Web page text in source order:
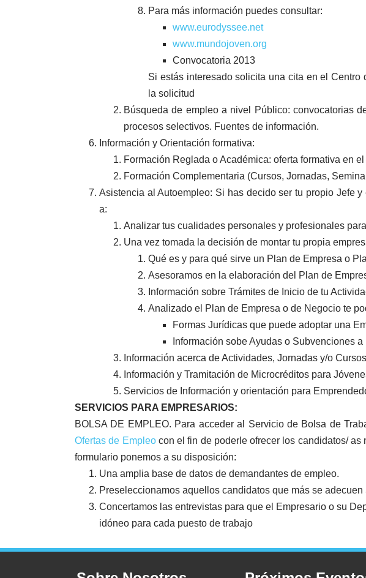
Para más información puedes consultar:
www.eurodyssee.net
www.mundojoven.org
Convocatoria 2013
Si estás interesado solicita una cita en el
la solicitud
Búsqueda de empleo a nivel Público: convocatorias
procesos selectivos. Fuentes de información.
Información y Orientación formativa:
Formación Reglada o Académica: oferta formativa en
Formación Complementaria (Cursos, Jornadas,
Asistencia al Autoempleo: Si has decido ser tu propio Jefe
a:
Analizar tus cualidades personales y profesionales
Una vez tomada la decisión de montar tu propia
Qué es y para qué sirve un Plan de Empresa o
Asesoramos en la elaboración del Plan de
Información sobre Trámites de Inicio de tu
Analizado el Plan de Empresa o de Negocio te
Formas Jurídicas que puede adoptar una
Información sobe Ayudas o Subvenciones
Información acerca de Actividades, Jornadas y/o
Información y Tramitación de Microcréditos para
Servicios de Información y orientación para
SERVICIOS PARA EMPRESARIOS:
BOLSA DE EMPLEO. Para acceder al Servicio de Bolsa de
Ofertas de Empleocon el fin de poderle ofrecer los candidatos/
formulario ponemos a su disposición:
Una amplia base de datos de demandantes de empleo.
Preseleccionamos aquellos candidatos que más se
Concertamos las entrevistas para que el Empresario o su
idóneo para cada puesto de trabajo